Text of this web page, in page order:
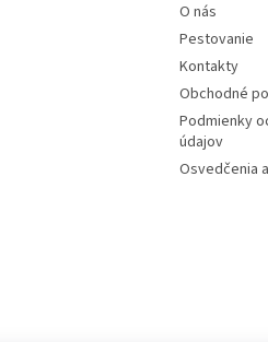
O nás
Pestovanie
Kontakty
Obchodné
Podmienky
údajov
Osvedčenia